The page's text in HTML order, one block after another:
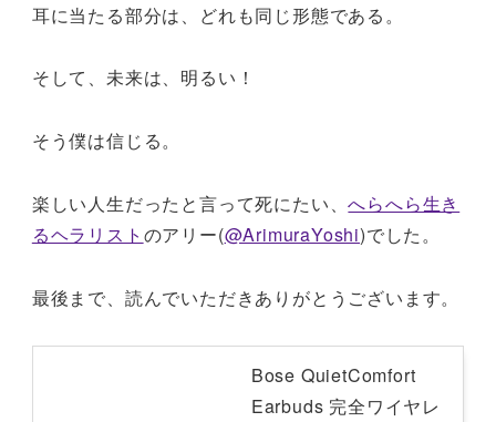
耳に当たる部分は、どれも同じ形態である。
そして、未来は、明るい！
そう僕は信じる。
楽しい人生だったと言って死にたい、へらへら生き
るヘラリスト のアリー(@ArimuraYoshi)でした。
最後まで、読んでいただきありがとうございます。
Bose QuietComfort
Earbuds 完全ワイヤレ